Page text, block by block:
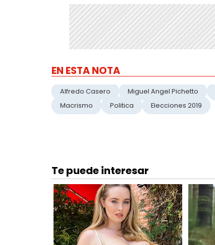
EN ESTA NOTA
Alfredo Casero Miguel Angel Pichetto
Macrismo
Politica Elecciones 2019